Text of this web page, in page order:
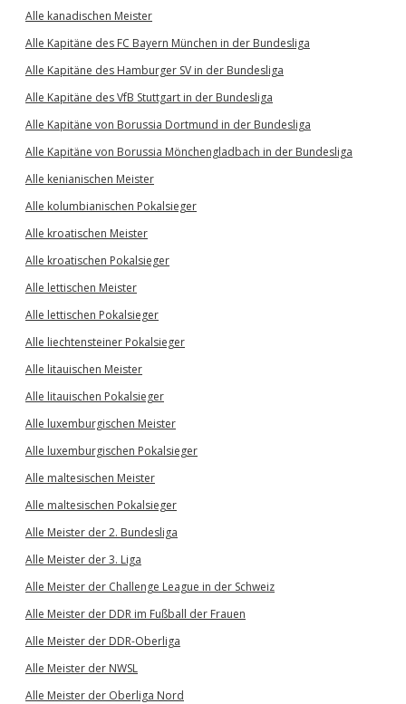
Alle kanadischen Meister
Alle Kapitäne des FC Bayern München in der Bundesliga
Alle Kapitäne des Hamburger SV in der Bundesliga
Alle Kapitäne des VfB Stuttgart in der Bundesliga
Alle Kapitäne von Borussia Dortmund in der Bundesliga
Alle Kapitäne von Borussia Mönchengladbach in der Bundesliga
Alle kenianischen Meister
Alle kolumbianischen Pokalsieger
Alle kroatischen Meister
Alle kroatischen Pokalsieger
Alle lettischen Meister
Alle lettischen Pokalsieger
Alle liechtensteiner Pokalsieger
Alle litauischen Meister
Alle litauischen Pokalsieger
Alle luxemburgischen Meister
Alle luxemburgischen Pokalsieger
Alle maltesischen Meister
Alle maltesischen Pokalsieger
Alle Meister der 2. Bundesliga
Alle Meister der 3. Liga
Alle Meister der Challenge League in der Schweiz
Alle Meister der DDR im Fußball der Frauen
Alle Meister der DDR-Oberliga
Alle Meister der NWSL
Alle Meister der Oberliga Nord